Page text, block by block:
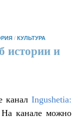
/ КУЛЬТУРА
истории и
канал Ingushetia:
канале можно